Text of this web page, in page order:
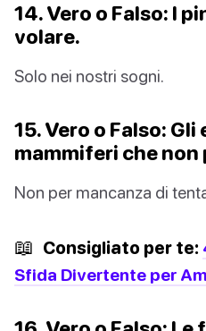
14. Vero o Falso: I
volare.
Solo nei nostri sogni.
15. Vero o Falso:
mammiferi che
Non per mancanza di
📖 Consigliato per te:
Sfida Divertente per